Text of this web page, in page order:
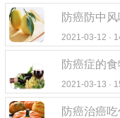
防癌防中
2021-03-12 ·
防癌症的
2021-03-13 ·
防癌治癌